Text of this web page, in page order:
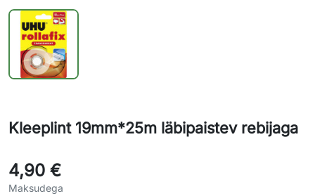
Kleeplint 19mm*25m läbipaistev rebijaga
4,90 €
Maksudega